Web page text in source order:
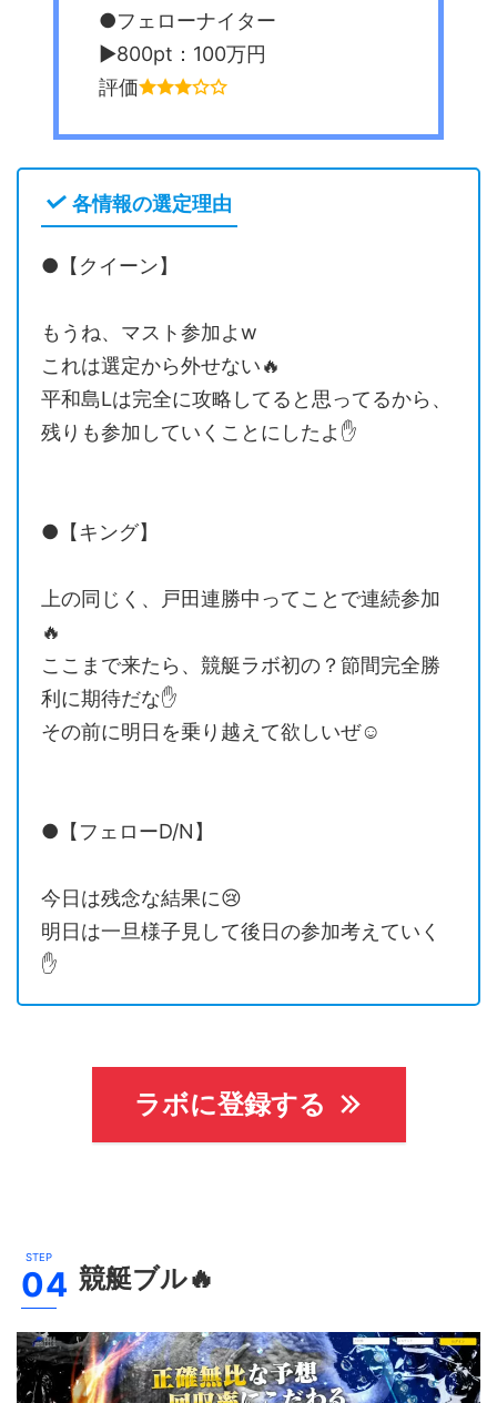
●フェローナイター
▶︎800pt：100万円
評価
各情報の選定理由
●【クイーン】
もうね、マスト参加よw
これは選定から外せない🔥
平和島Lは完全に攻略してると思ってるから、
残りも参加していくことにしたよ✋
●【キング】
上の同じく、戸田連勝中ってことで連続参加
🔥
ここまで来たら、競艇ラボ初の？節間完全勝
利に期待だな✋
その前に明日を乗り越えて欲しいぜ☺️
●【フェローD/N】
今日は残念な結果に😢
明日は一旦様子見して後日の参加考えていく
✋
ラボに登録する
競艇ブル🔥